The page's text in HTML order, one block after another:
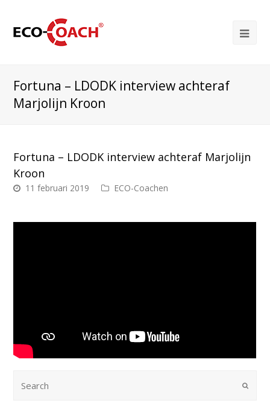
Fortuna – LDODK interview achteraf
Marjolijn Kroon
Fortuna – LDODK interview achteraf Marjolijn
Kroon
11 februari 2019 ECO-Coachen
Submit